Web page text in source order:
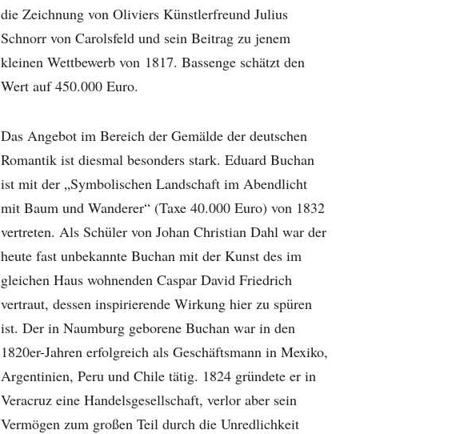
die Zeichnung von Oliviers Künstlerfreund Julius
Schnorr von Carolsfeld und sein Beitrag zu jenem
kleinen Wettbewerb von 1817. Bassenge schätzt den
Wert auf 450.000 Euro.
Das Angebot im Bereich der Gemälde der deutschen
Romantik ist diesmal besonders stark. Eduard Buchan
ist mit der „Symbolischen Landschaft im Abendlicht
mit Baum und Wanderer“ (Taxe 40.000 Euro) von 1832
vertreten. Als Schüler von Johan Christian Dahl war der
heute fast unbekannte Buchan mit der Kunst des im
gleichen Haus wohnenden ­Caspar David Friedrich
vertraut, dessen inspirierende Wirkung hier zu spüren
ist. Der in Naumburg geborene Buchan war in den
1820er-Jahren erfolgreich als Geschäftsmann in Mexiko,
Argentinien, Peru und Chile tätig. 1824 gründete er in
Veracruz eine Handelsgesellschaft, verlor aber sein
Vermögen zum großen Teil durch die Unredlichkeit